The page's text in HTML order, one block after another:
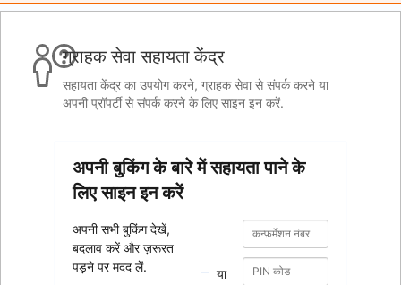
ग्राहक सेवा सहायता केंद्र
सहायता केंद्र का उपयोग करने, ग्राहक सेवा से संपर्क करने या
अपनी प्रॉपर्टी से संपर्क करने के लिए साइन इन करें.
अपनी बुकिंग के बारे में सहायता पाने के
लिए साइन इन करें
अपनी सभी बुकिंग देखें,
बदलाव करें और ज़रूरत
पड़ने पर मदद लें.
या
कन्फ़र्मेशन
नंबर
कन्फ़र्मेशन